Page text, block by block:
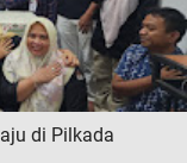
di Pilkada